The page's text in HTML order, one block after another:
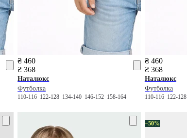
₴ 460
₴ 368
Наталюкс
Футболка
110-116 122-128 134-140 146-152 158-164
₴ 460
₴ 368
Наталюкс
Футболка
110-116 122-128
−50%